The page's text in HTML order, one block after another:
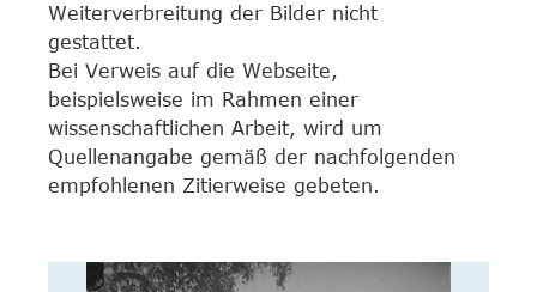
Weiterverbreitung der Bilder nicht
gestattet.
Bei Verweis auf die Webseite,
beispielsweise im Rahmen einer
wissenschaftlichen Arbeit, wird um
Quellenangabe gemäß der nachfolgenden
empfohlenen Zitierweise gebeten.